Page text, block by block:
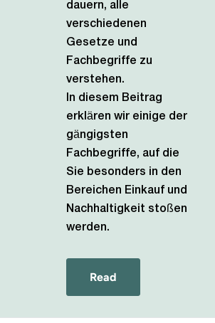
dauern, alle
verschiedenen
Gesetze und
Fachbegriffe zu
verstehen.
In diesem Beitrag
erklären wir einige der
gängigsten
Fachbegriffe, auf die
Sie besonders in den
Bereichen Einkauf und
Nachhaltigkeit stoßen
werden.
Read